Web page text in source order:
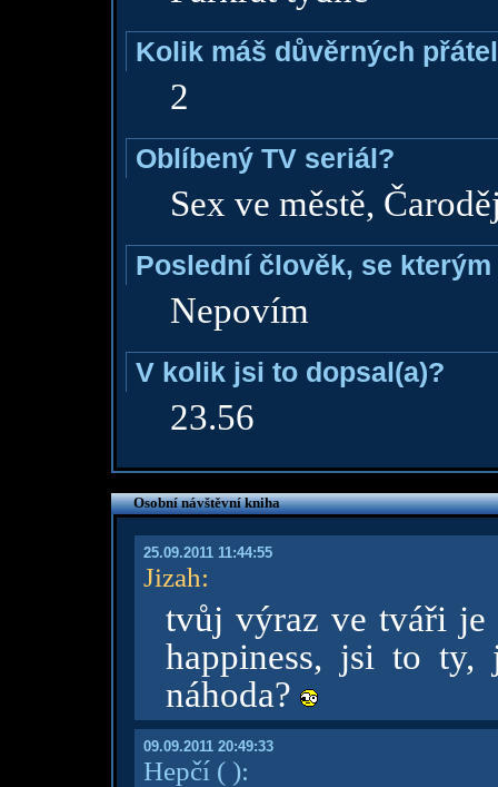
Kolik máš důvěrných
2
Oblíbený TV seriál?
Sex ve městě,
Poslední člověk, se
Nepovím
V kolik jsi to dopsal(a)?
23.56
Osobní návštěvní kniha
25.09.2011 11:44:55
Jizah:
tvůj výraz ve tváři je
happiness, jsi to
náhoda?
09.09.2011 20:49:33
Hepčí( ):